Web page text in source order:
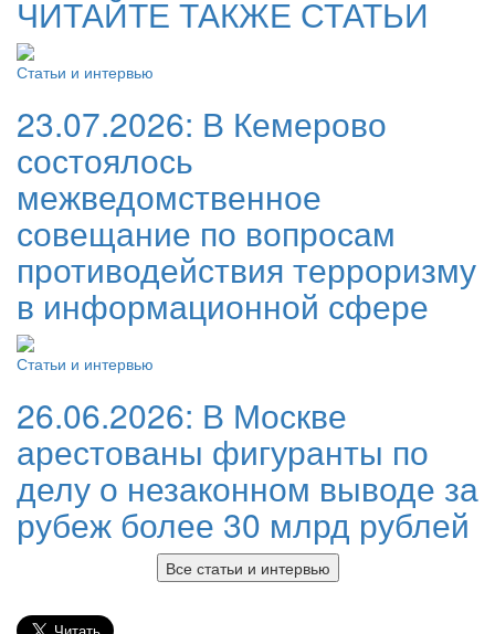
ЧИТАЙТЕ ТАКЖЕ СТАТЬИ
Статьи и интервью
23.07.2026: В Кемерово
состоялось
межведомственное
совещание по вопросам
противодействия терроризму
в информационной сфере
Статьи и интервью
26.06.2026: В Москве
арестованы фигуранты по
делу о незаконном выводе за
рубеж более 30 млрд рублей
Все статьи и интервью